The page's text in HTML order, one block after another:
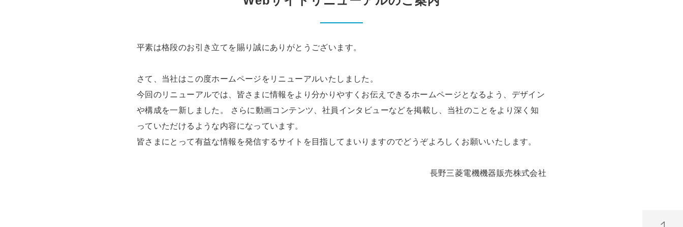
平素は格段のお引き立てを賜り誠にありがとうございます。
さて、当社はこの度ホームページをリニューアルいたしました。
今回のリニューアルでは、皆さまに情報をより分かりやすくお伝えできるホームページとなるよう、デザイン
や構成を一新しました。 さらに動画コンテンツ、社員インタビューなどを掲載し、当社のことをより深く知
っていただけるような内容になっています。
皆さまにとって有益な情報を発信するサイトを目指してまいりますのでどうぞよろしくお願いいたします。
長野三菱電機機器販売株式会社